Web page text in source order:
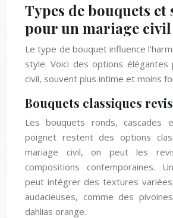
Types de bouquets et
pour un mariage civil
Le type de bouquet influence
style. Voici des options élégantes
civil, souvent plus intime et moins
Bouquets classiques
Les bouquets ronds, cascades
poignet restent des options
mariage civil, on peut les
compositions contemporaines.
peut intégrer des textures
audacieuses, comme des
dahlias orange.